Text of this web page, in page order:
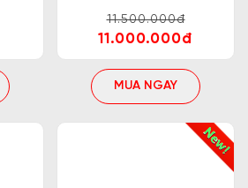
499R0F
11.500.000đ
11.000.000đ
MUA NGAY